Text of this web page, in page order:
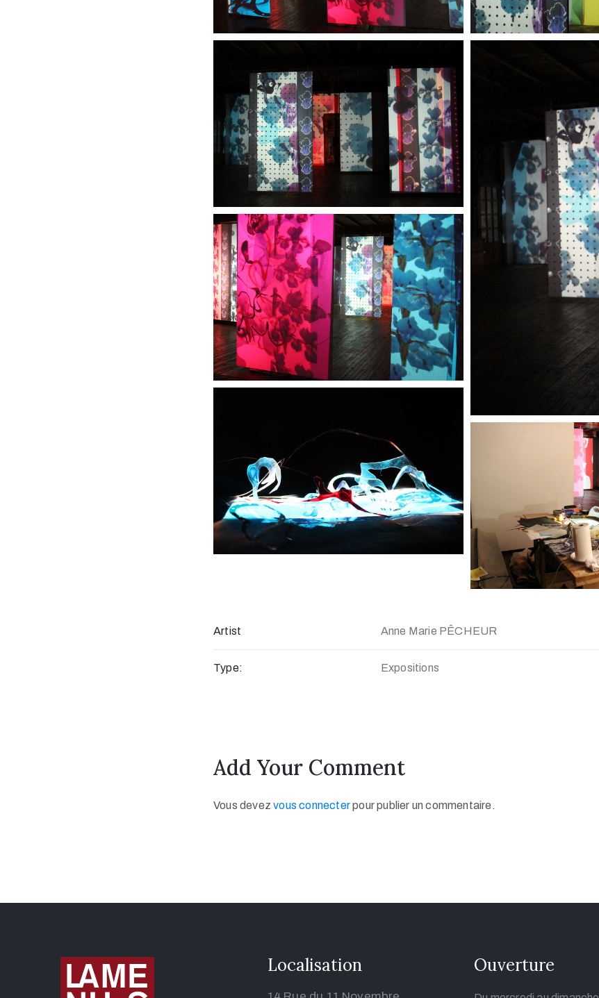
Artist Anne Marie PÊCHEUR
Type: Expositions
Add Your Comment
Vous devezvous connecterpour publier un commentaire.
Localisation Ouverture